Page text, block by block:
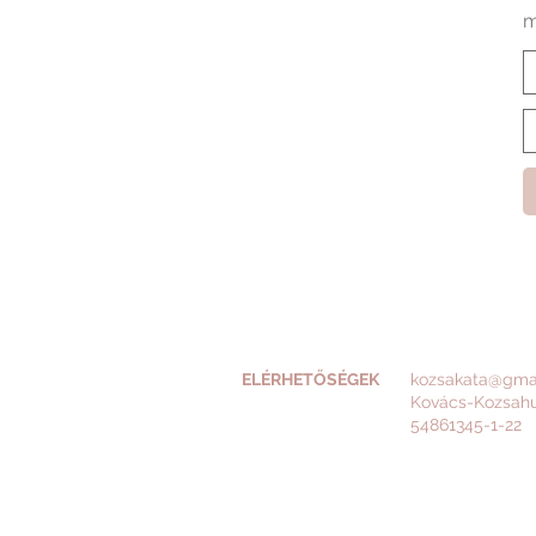
ELÉRHETŐSÉGEK
Kovács-
54861345-1-22